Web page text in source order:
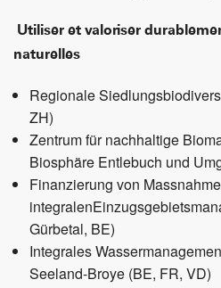
Utiliser et valoriser
naturelles
Regionale
ZH)
Zentrum für nachhaltige
Biosphäre Entlebuch und
Finanzierung von
Gürbetal, BE)
Integrales
Seeland-Broye (BE, FR, VD)